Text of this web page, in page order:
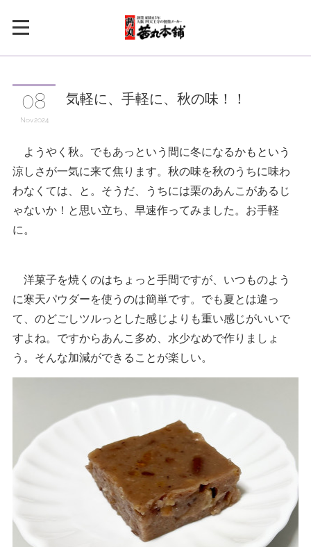
08
Nov 2024
気軽に、手軽に、秋の味！！
ようやく秋。でもあっという間に冬になるかもという
涼しさが一気に来て焦ります。秋の味を秋のうちに味わ
わなくては、と。そうだ、うちには栗のあんこがあるじ
ゃないか！と思い立ち、早速作ってみました。お手軽
に。
洋菓子を焼くのはちょっと手間ですが、いつものよう
に寒天パウダーを使うのは簡単です。でも夏とは違っ
て、のどごしツルっとした感じよりも重い感じがいいで
すよね。ですからあんこ多め、水少なめで作りましょ
う。そんな加減ができることが楽しい。